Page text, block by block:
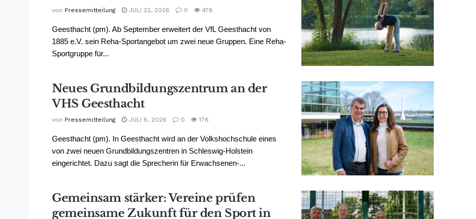
von Pressemitteilung JULI 22, 2026 0 478
Geesthacht (pm). Ab September erweitert der VfL Geesthacht von
1885 e.V. sein Reha-Sportangebot um zwei neue Gruppen. Eine Reha-
Sportgruppe für...
Neues Grundbildungszentrum an der
VHS Geesthacht
von Pressemitteilung JULI 8, 2026 0 176
Geesthacht (pm). In Geesthacht wird an der Volkshochschule eines
von zwei neuen Grundbildungszentren in Schleswig-Holstein
eingerichtet. Dazu sagt die Sprecherin für Erwachsenen-...
Gemeinsam stärker: Vereine prüfen
gemeinsame Zukunft für den Sport in